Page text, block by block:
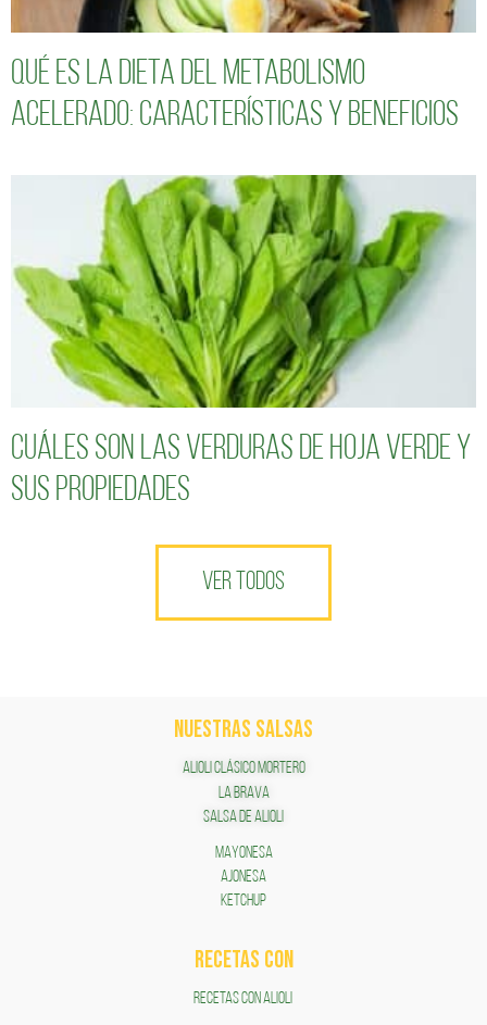
Qué es la dieta del metabolismo
acelerado: características y beneficios
Cuáles son las verduras de hoja verde y
sus propiedades
VER TODOS
NUESTRAS SALSAS
ALIOLI CLÁSICO MORTERO
LA BRAVA
SALSA DE ALIOLI
MAYONESA
AJONESA
KETCHUP
RECETAS COn
RECETAS CON ALIOLI